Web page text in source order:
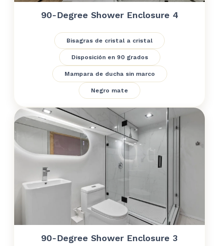
90-Degree Shower Enclosure 4
Bisagras de cristal a cristal
Disposición en 90 grados
Mampara de ducha sin marco
Negro mate
90-Degree Shower Enclosure 3